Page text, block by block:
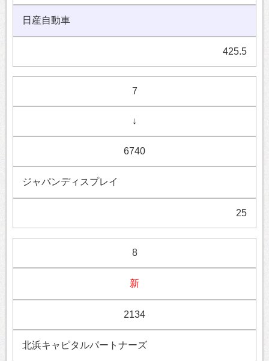
日産自動車
425.5
7
↓
6740
ジャパンディスプレイ
25
8
新
2134
北浜キャピタルパートナーズ